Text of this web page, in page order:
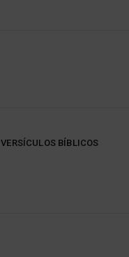
VERSÍCULOS BÍBLICOS